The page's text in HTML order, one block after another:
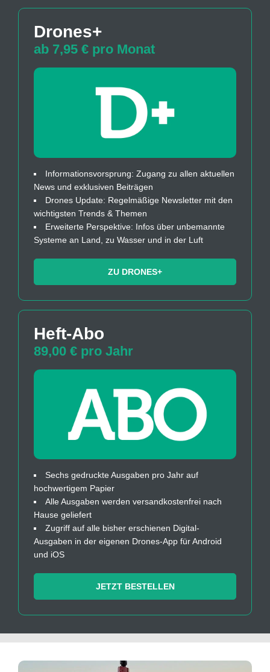
Drones+
ab 7,95 € pro Monat
Informationsvorsprung: Zugang zu allen aktuellen
News und exklusiven Beiträgen
Drones Update: Regelmäßige Newsletter mit den
wichtigsten Trends & Themen
Erweiterte Perspektive: Infos über unbemannte
Systeme an Land, zu Wasser und in der Luft
ZU DRONES+
Heft-Abo
89,00 € pro Jahr
Sechs gedruckte Ausgaben pro Jahr auf
hochwertigem Papier
Alle Ausgaben werden versandkostenfrei nach
Hause geliefert
Zugriff auf alle bisher erschienen Digital-
Ausgaben in der eigenen Drones-App für Android
und iOS
JETZT BESTELLEN